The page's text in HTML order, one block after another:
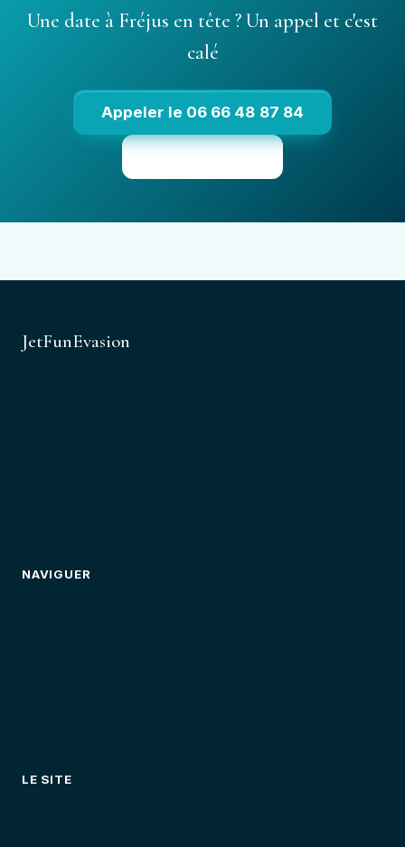
Une date à Fréjus en tête ? Un appel et c'est
calé
Appeler le 06 66 48 87 84
JetFunEvasion
NAVIGUER
LE SITE